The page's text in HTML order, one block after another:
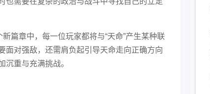
篇章中，每一位玩家都将与“天命”产生某种联
面对强敌，还需肩负起引导天命走向正确方向
沉重与充满挑战。